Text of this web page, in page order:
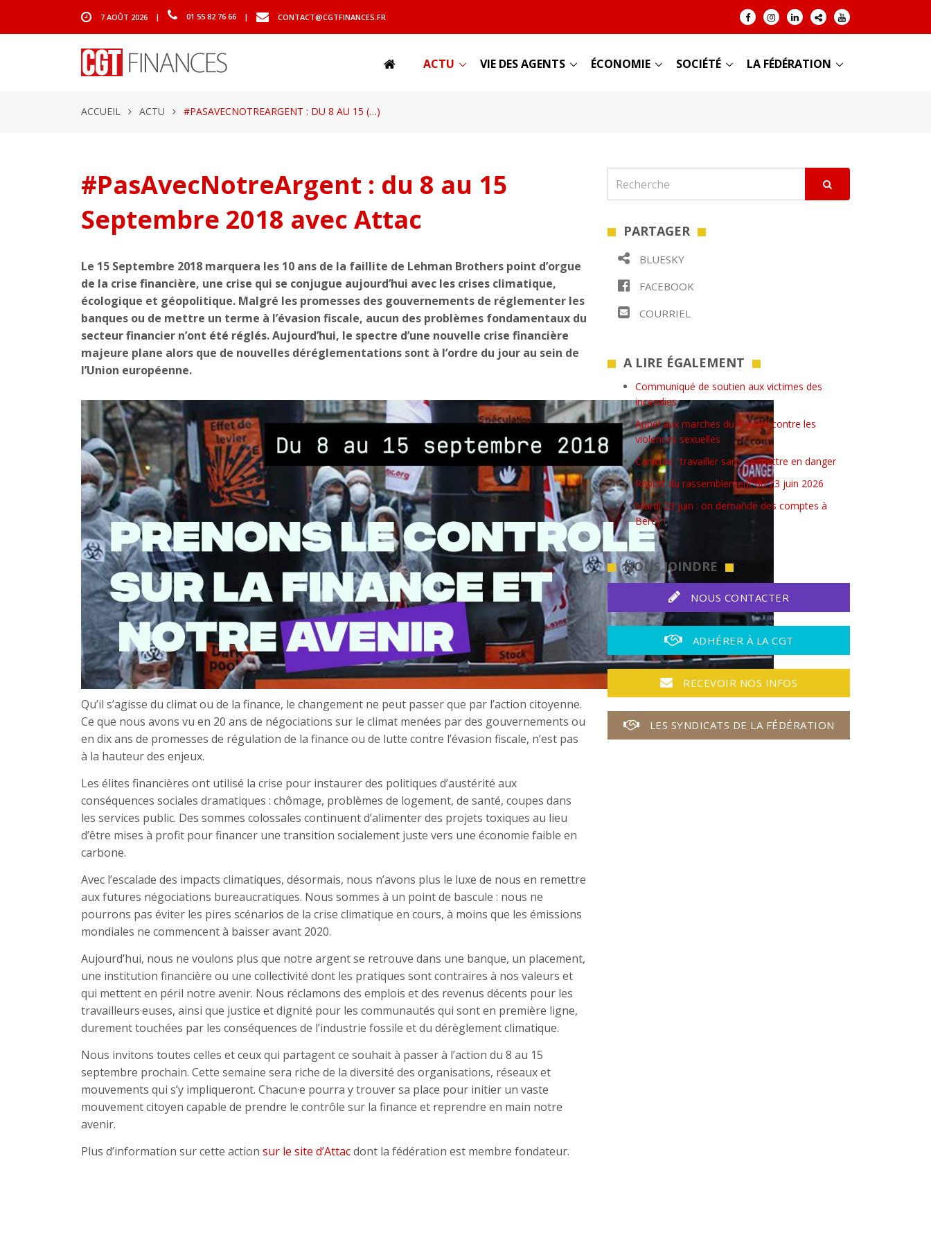
7 AOÛT 2026 | 01 55 82 76 66 | CONTACT@CGTFINANCES.FR
ACTU VIE DES AGENTS ÉCONOMIE SOCIÉTÉ LA FÉDÉRATION
ACCUEIL ACTU #PASAVECNOTREARGENT : DU 8 AU 15 (…)
#PasAvecNotreArgent : du 8 au 15
Septembre 2018 avec Attac
Le 15 Septembre 2018 marquera les 10 ans de la faillite de Lehman Brothers point d’orgue
de la crise financière, une crise qui se conjugue aujourd’hui avec les crises climatique,
écologique et géopolitique. Malgré les promesses des gouvernements de réglementer les
banques ou de mettre un terme à l’évasion fiscale, aucun des problèmes fondamentaux du
secteur financier n’ont été réglés. Aujourd’hui, le spectre d’une nouvelle crise financière
majeure plane alors que de nouvelles déréglementations sont à l’ordre du jour au sein de
l’Union européenne.
Qu’il s’agisse du climat ou de la finance, le changement ne peut passer que par l’action citoyenne.
Ce que nous avons vu en 20 ans de négociations sur le climat menées par des gouvernements ou
en dix ans de promesses de régulation de la finance ou de lutte contre l’évasion fiscale, n’est pas
à la hauteur des enjeux.
Les élites financières ont utilisé la crise pour instaurer des politiques d’austérité aux
conséquences sociales dramatiques : chômage, problèmes de logement, de santé, coupes dans
les services public. Des sommes colossales continuent d’alimenter des projets toxiques au lieu
d’être mises à profit pour financer une transition socialement juste vers une économie faible en
carbone.
Avec l’escalade des impacts climatiques, désormais, nous n’avons plus le luxe de nous en remettre
aux futures négociations bureaucratiques. Nous sommes à un point de bascule : nous ne
pourrons pas éviter les pires scénarios de la crise climatique en cours, à moins que les émissions
mondiales ne commencent à baisser avant 2020.
Aujourd’hui, nous ne voulons plus que notre argent se retrouve dans une banque, un placement,
une institution financière ou une collectivité dont les pratiques sont contraires à nos valeurs et
qui mettent en péril notre avenir. Nous réclamons des emplois et des revenus décents pour les
travailleurs·euses, ainsi que justice et dignité pour les communautés qui sont en première ligne,
durement touchées par les conséquences de l’industrie fossile et du dérèglement climatique.
Nous invitons toutes celles et ceux qui partagent ce souhait à passer à l’action du 8 au 15
septembre prochain. Cette semaine sera riche de la diversité des organisations, réseaux et
mouvements qui s’y impliqueront. Chacun·e pourra y trouver sa place pour initier un vaste
mouvement citoyen capable de prendre le contrôle sur la finance et reprendre en main notre
avenir.
Plus d’information sur cette action sur le site d’Attacdont la fédération est membre fondateur.
PARTAGER
BLUESKY
FACEBOOK
COURRIEL
A LIRE ÉGALEMENT
Communiqué de soutien aux victimes des
incendies
Appel aux marches du 4 juillet contre les
violences sexuelles
Canicule : travailler sans se mettre en danger
Report du rassemblement du 23 juin 2026
Mardi 23 juin : on demande des comptes à
Bercy !
NOUS JOINDRE
NOUS CONTACTER
ADHÉRER À LA CGT
RECEVOIR NOS INFOS
LES SYNDICATS DE LA FÉDÉRATION